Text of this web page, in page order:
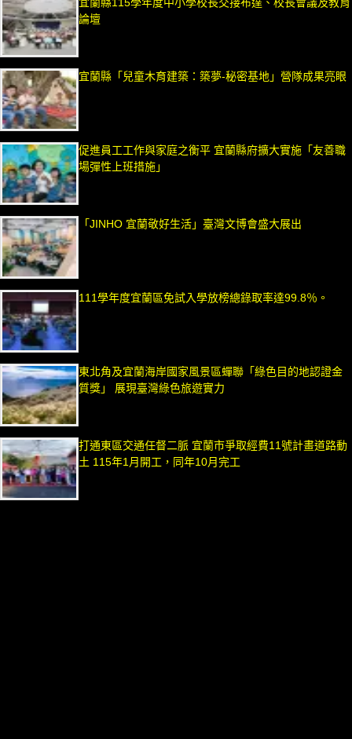
宜蘭縣115學年度中小學校長交接布達、校長會議及教育
論壇
宜蘭縣「兒童木育建築：築夢-秘密基地」營隊成果亮眼
促進員工工作與家庭之衡平 宜蘭縣府擴大實施「友善職
場彈性上班措施」
「JINHO 宜蘭敬好生活」臺灣文博會盛大展出
111學年度宜蘭區免試入學放榜總錄取率達99.8％。
東北角及宜蘭海岸國家風景區蟬聯「綠色目的地認證金
質獎」 展現臺灣綠色旅遊實力
打通東區交通任督二脈 宜蘭市爭取經費11號計畫道路動
土 115年1月開工，同年10月完工